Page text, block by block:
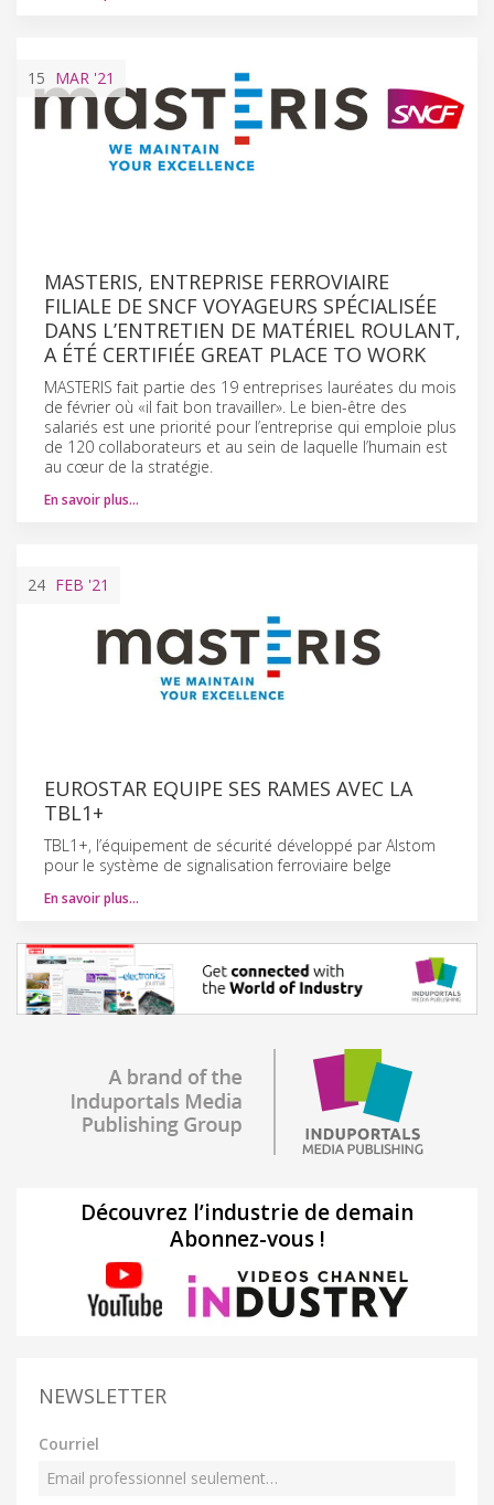
15 MAR '21
MASTERIS, ENTREPRISE FERROVIAIRE
FILIALE DE SNCF VOYAGEURS SPÉCIALISÉE
DANS L’ENTRETIEN DE MATÉRIEL ROULANT,
A ÉTÉ CERTIFIÉE GREAT PLACE TO WORK
MASTERIS fait partie des 19 entreprises lauréates du mois
de février où «il fait bon travailler». Le bien-être des
salariés est une priorité pour l’entreprise qui emploie plus
de 120 collaborateurs et au sein de laquelle l’humain est
au cœur de la stratégie.
En savoir plus…
24 FEB '21
EUROSTAR EQUIPE SES RAMES AVEC LA
TBL1+
TBL1+, l’équipement de sécurité développé par Alstom
pour le système de signalisation ferroviaire belge
En savoir plus…
Découvrez l’industrie de demain
Abonnez-vous !
NEWSLETTER
Courriel